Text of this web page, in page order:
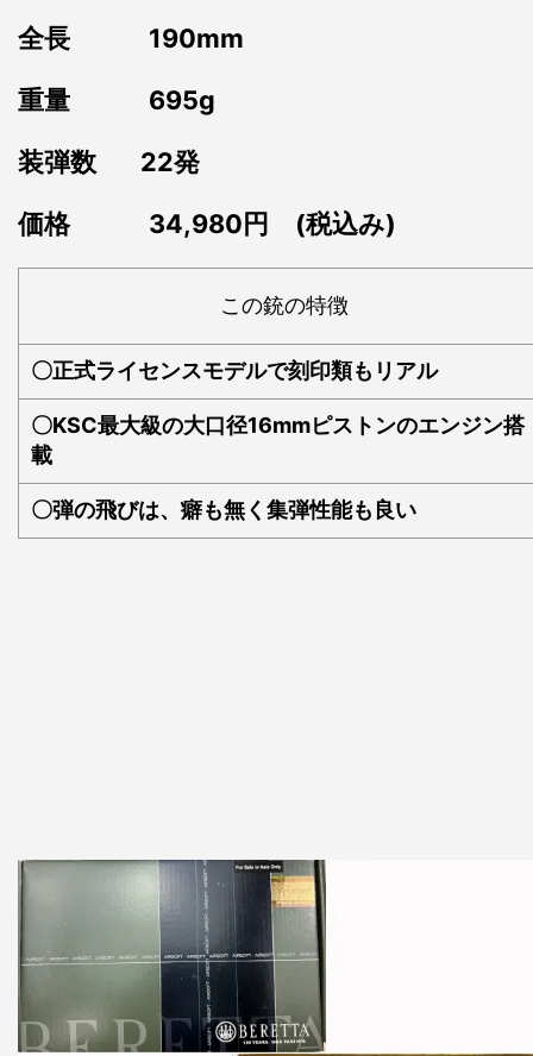
全長 190mm
重量 695g
装弾数 22発
価格 34,980円 (税込み)
この銃の特徴
〇正式ライセンスモデルで刻印類もリアル
〇KSC最大級の大口径16mmピストンのエンジン搭
載
〇弾の飛びは、癖も無く集弾性能も良い